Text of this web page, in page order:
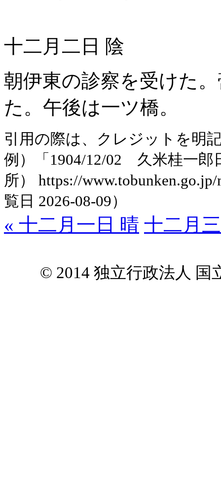
十二月二日 陰
朝伊東の診察を受けた
た。午後は一ツ橋。
引用の際は、クレジットを明
例）「1904/12/02 久米桂一郎
所） https://
覧日 2026-08-09）
« 十二月一日 晴 十二月
© 2014 独立行政法人 国